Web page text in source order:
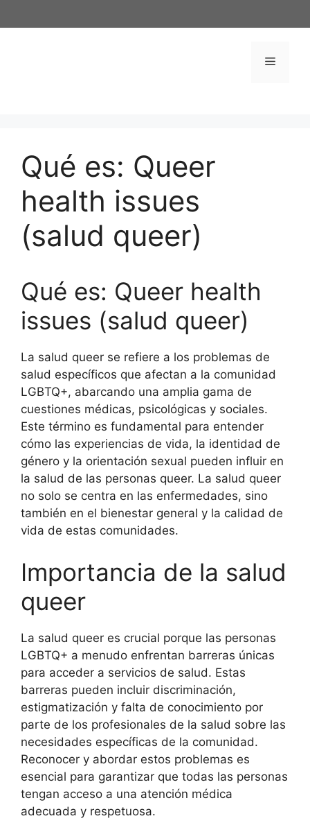
al
Menú
Qué es: Queer
health issues
(salud queer)
Qué es: Queer health
issues (salud queer)
La salud queer se refiere a los problemas de
salud específicos que afectan a la comunidad
LGBTQ+, abarcando una amplia gama de
cuestiones médicas, psicológicas y sociales.
Este término es fundamental para entender
cómo las experiencias de vida, la identidad de
género y la orientación sexual pueden influir en
la salud de las personas queer. La salud queer
no solo se centra en las enfermedades, sino
también en el bienestar general y la calidad de
vida de estas comunidades.
Importancia de la salud
queer
La salud queer es crucial porque las personas
LGBTQ+ a menudo enfrentan barreras únicas
para acceder a servicios de salud. Estas
barreras pueden incluir discriminación,
estigmatización y falta de conocimiento por
parte de los profesionales de la salud sobre las
necesidades específicas de la comunidad.
Reconocer y abordar estos problemas es
esencial para garantizar que todas las personas
tengan acceso a una atención médica
adecuada y respetuosa.